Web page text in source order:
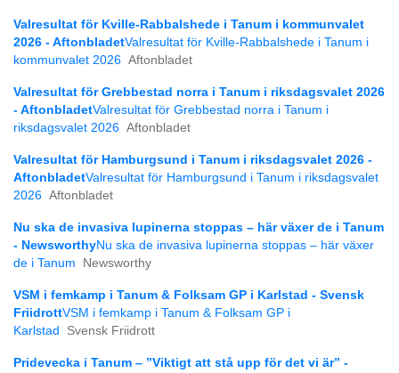
Valresultat för Kville-Rabbalshede i Tanum i kommunvalet
2026 - AftonbladetValresultat för Kville-Rabbalshede i Tanum i
kommunvalet 2026 Aftonbladet
Valresultat för Grebbestad norra i Tanum i riksdagsvalet 2026
- AftonbladetValresultat för Grebbestad norra i Tanum i
riksdagsvalet 2026 Aftonbladet
Valresultat för Hamburgsund i Tanum i riksdagsvalet 2026 -
AftonbladetValresultat för Hamburgsund i Tanum i riksdagsvalet
2026 Aftonbladet
Nu ska de invasiva lupinerna stoppas – här växer de i Tanum
- NewsworthyNu ska de invasiva lupinerna stoppas – här växer
de i Tanum
Newsworthy
VSM i femkamp i Tanum & Folksam GP i Karlstad - Svensk
FriidrottVSM i femkamp i Tanum & Folksam GP i
Karlstad
Svensk Friidrott
Pridevecka i Tanum – ”Viktigt att stå upp för det vi är” -